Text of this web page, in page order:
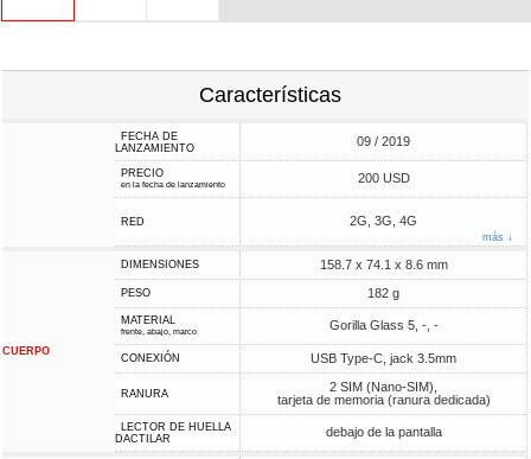
Características
FECHA DE
LANZAMIENTO
09 / 2019
PRECIO
en la fecha de lanzamiento 200 USD
RED 2G, 3G, 4G
más ↓
CUERPO
DIMENSIONES 158.7 x 74.1 x 8.6 mm
PESO 182 g
MATERIAL
frente, abajo, marco Gorilla Glass 5, -, -
CONEXIÓN USB Type-C, jack 3.5mm
RANURA
2 SIM (Nano-SIM),
tarjeta de memoria (ranura dedicada)
LECTOR DE HUELLA
DACTILAR
debajo de la pantalla